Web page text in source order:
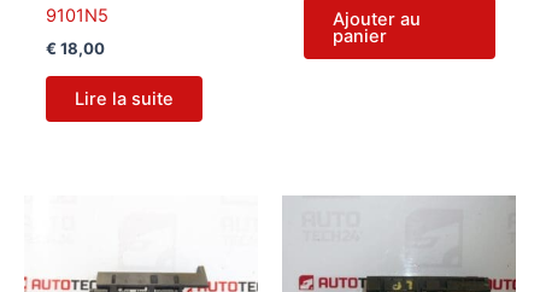
9101N5
€ 18,00
Lire la suite
Ajouter au
panier